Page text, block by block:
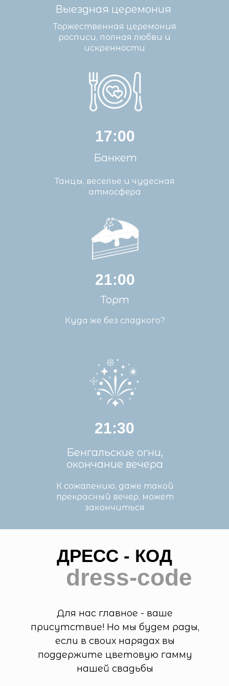
17:00
Выездная церемония
Банкет
Бенгальские огни,
окончание вечера
Куда же без сладкого?
21:30
К сожалению, даже такой
прекрасный вечер, может
закончиться
Торт
Торжественная церемония
росписи, полная любви и
искренности
21:00
Танцы, веселье и чудесная
атмосфера
ДРЕСС - КОД
dress-code
Для нас главное - ваше
присутствие! Но мы будем рады,
если в своих нарядах вы
поддержите цветовую гамму
нашей свадьбы